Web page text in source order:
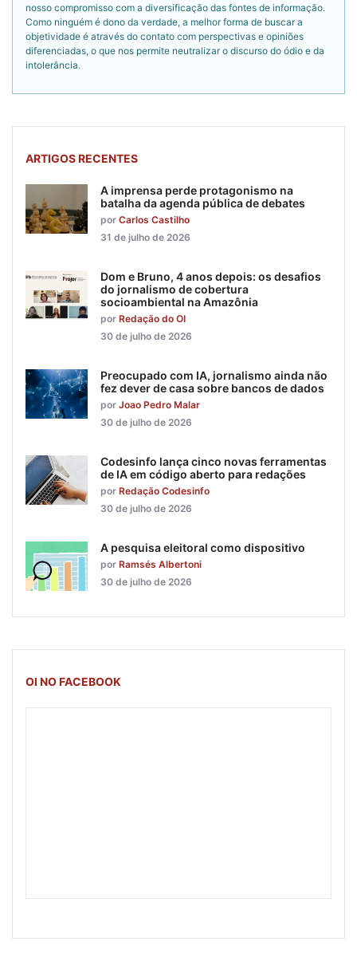
nosso compromisso com a diversificação das fontes de informação.
Como ninguém é dono da verdade, a melhor forma de buscar a
objetividade é através do contato com perspectivas e opiniões
diferenciadas, o que nos permite neutralizar o discurso do ódio e da
intolerância.
ARTIGOS RECENTES
A imprensa perde protagonismo na
batalha da agenda pública de debates
por Carlos Castilho
31 de julho de 2026
Dom e Bruno, 4 anos depois: os desafios
do jornalismo de cobertura
socioambiental na Amazônia
por Redação do OI
30 de julho de 2026
Preocupado com IA, jornalismo ainda não
fez dever de casa sobre bancos de dados
por Joao Pedro Malar
30 de julho de 2026
Codesinfo lança cinco novas ferramentas
de IA em código aberto para redações
por Redação Codesinfo
30 de julho de 2026
A pesquisa eleitoral como dispositivo
por Ramsés Albertoni
30 de julho de 2026
OI NO FACEBOOK